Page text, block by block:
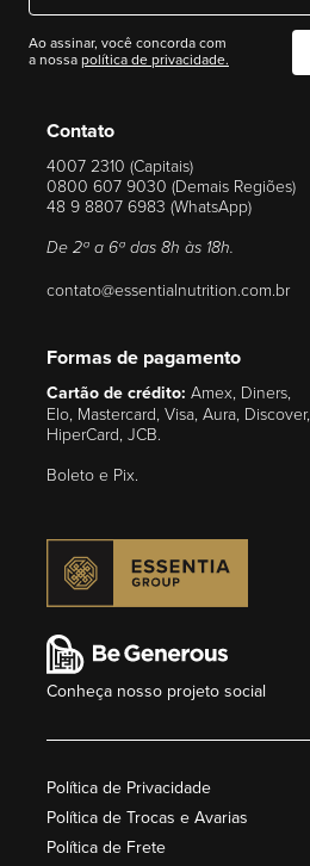
Contato
4007 2310 (Capitais)
0800 607 9030 (Demais Regiões)
48 9 8807 6983 (WhatsApp)
De 2ª a 6ª das 8h às 18h.
contato@essentialnutrition.com.br
Formas de pagamento
Cartão de crédito: Amex, Diners,
Elo, Mastercard, Visa, Aura, Discover,
HiperCard, JCB.
Boleto e Pix.
Ao assinar, você concorda com
a nossapolítica de privacidade.
Conheça nosso projeto social
Política de Privacidade
Política de Trocas e Avarias
Política de Frete